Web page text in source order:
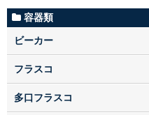
容器類
ビーカー
フラスコ
多口フラスコ